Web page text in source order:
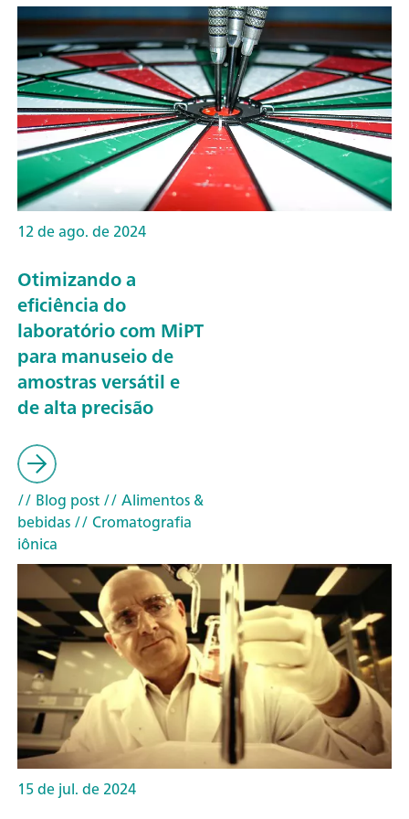
12 de ago. de 2024
Otimizando a
eficiência do
laboratório com MiPT
para manuseio de
amostras versátil e
de alta precisão
// Blog post// Alimentos &
bebidas// Cromatografia
iônica
15 de jul. de 2024